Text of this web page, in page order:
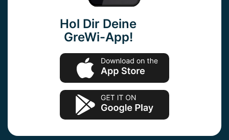
Hol Dir Deine
GreWi-App!